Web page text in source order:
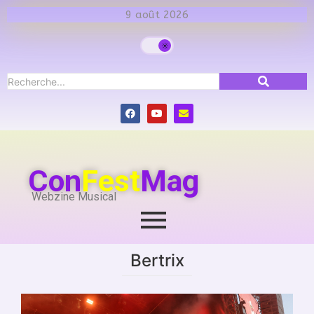
9 août 2026
ConFestMag
Webzine Musical
Bertrix